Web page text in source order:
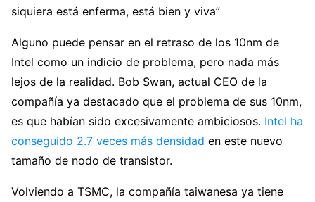
siquiera está enferma, está bien y viva”
Alguno puede pensar en el retraso de los 10nm de
Intel como un indicio de problema, pero nada más
lejos de la realidad. Bob Swan, actual CEO de la
compañía ya destacado que el problema de sus 10nm,
es que habían sido excesivamente ambiciosos. Intel ha
conseguido 2.7 veces más densidad en este nuevo
tamaño de nodo de transistor.
Volviendo a TSMC, la compañía taiwanesa ya tiene